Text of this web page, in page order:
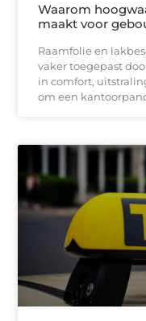
Waarom
maakt voor
Raamfolie en
vaker toegepast
in comfort,
om een